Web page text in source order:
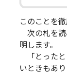
このことを徹
次の札を読
明します。
「とったと
いときもあ